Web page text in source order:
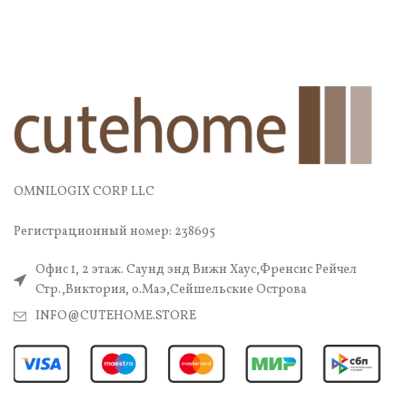
OMNILOGIX CORP LLC
Регистрационный номер: 238695
Офис 1, 2 этаж. Саунд энд Вижн Хаус,Френсис Рейчел
Стр.,Виктория, о.Маэ,Сейшельские Острова
INFO@CUTEHOME.STORE